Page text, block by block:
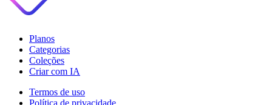
Planos
Categorias
Coleções
Criar com IA
Termos de uso
Política de privacidade